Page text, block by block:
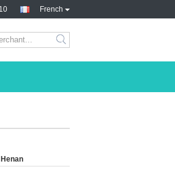
French